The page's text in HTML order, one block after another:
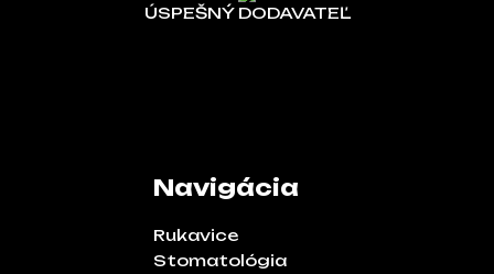
ÚSPEŠNÝ DODAVATEĽ
Navigácia
Rukavice
Stomatológia